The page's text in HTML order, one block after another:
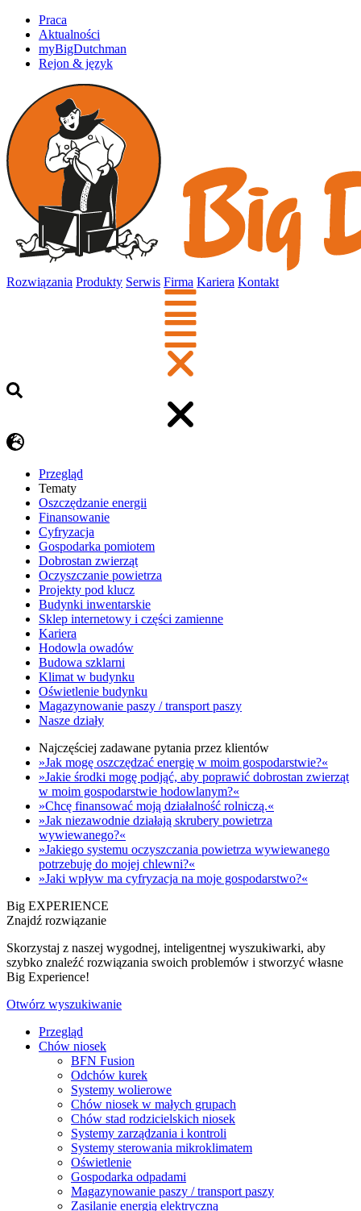
Praca
Aktualności
myBigDutchman
Rejon & język
Rozwiązania Produkty Serwis Firma Kariera Kontakt
Przegląd
Tematy
​Oszczędzanie energii
Finansowanie
Cyfryzacja
Gospodarka pomiotem
Dobrostan zwierząt
Oczyszczanie powietrza
Projekty pod klucz
Budynki inwentarskie
Sklep internetowy i części zamienne
Kariera
Hodowla owadów
Budowa szklarni
Klimat w budynku
Oświetlenie budynku
Magazynowanie paszy / transport paszy
Nasze działy
Najczęściej zadawane pytania przez klientów
»Jak mogę oszczędzać energię w moim gospodarstwie?«
»Jakie środki mogę podjąć, aby poprawić dobrostan zwierząt
w moim gospodarstwie hodowlanym?«
»Chcę finansować moją działalność rolniczą.«
»Jak niezawodnie działają skrubery powietrza
wywiewanego?«
»Jakiego systemu oczyszczania powietrza wywiewanego
potrzebuję do mojej chlewni?«
»Jaki wpływ ma cyfryzacja na moje gospodarstwo?«
Big EXPERIENCE
Znajdź rozwiązanie
Skorzystaj z naszej wygodnej, inteligentnej wyszukiwarki, aby
szybko znaleźć rozwiązania swoich problemów i stworzyć własne
Big Experience!
Otwórz wyszukiwanie
Przegląd
Chów niosek
BFN Fusion
Odchów kurek
Systemy wolierowe
Chów niosek w małych grupach
Chów stad rodzicielskich niosek
Systemy zarządzania i kontroli
Systemy sterowania mikroklimatem
Oświetlenie
Gospodarka odpadami
Magazynowanie paszy / transport paszy
Zasilanie energią elektryczną